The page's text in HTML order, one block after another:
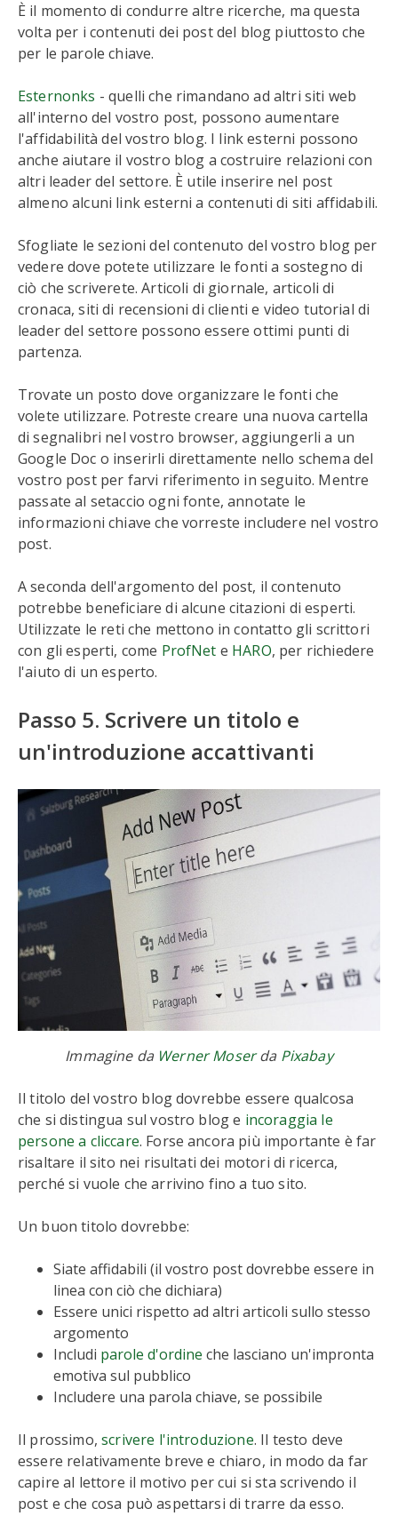
È il momento di condurre altre ricerche, ma questa
volta per i contenuti dei post del blog piuttosto che
per le parole chiave.
Esternonks - quelli che rimandano ad altri siti web
all'interno del vostro post, possono aumentare
l'affidabilità del vostro blog. I link esterni possono
anche aiutare il vostro blog a costruire relazioni con
altri leader del settore. È utile inserire nel post
almeno alcuni link esterni a contenuti di siti affidabili.
Sfogliate le sezioni del contenuto del vostro blog per
vedere dove potete utilizzare le fonti a sostegno di
ciò che scriverete. Articoli di giornale, articoli di
cronaca, siti di recensioni di clienti e video tutorial di
leader del settore possono essere ottimi punti di
partenza.
Trovate un posto dove organizzare le fonti che
volete utilizzare. Potreste creare una nuova cartella
di segnalibri nel vostro browser, aggiungerli a un
Google Doc o inserirli direttamente nello schema del
vostro post per farvi riferimento in seguito. Mentre
passate al setaccio ogni fonte, annotate le
informazioni chiave che vorreste includere nel vostro
post.
A seconda dell'argomento del post, il contenuto
potrebbe beneficiare di alcune citazioni di esperti.
Utilizzate le reti che mettono in contatto gli scrittori
con gli esperti, come ProfNet e HARO, per richiedere
l'aiuto di un esperto.
Passo 5. Scrivere un titolo e
un'introduzione accattivanti
Immagine da Werner Moserda Pixabay
Il titolo del vostro blog dovrebbe essere qualcosa
che si distingua sul vostro blog e incoraggia le
persone a cliccare. Forse ancora più importante è far
risaltare il sito nei risultati dei motori di ricerca,
perché si vuole che arrivino fino a tuo sito.
Un buon titolo dovrebbe:
Siate affidabili (il vostro post dovrebbe essere in
linea con ciò che dichiara)
Essere unici rispetto ad altri articoli sullo stesso
argomento
Includi parole d'ordine che lasciano un'impronta
emotiva sul pubblico
Includere una parola chiave, se possibile
Il prossimo,scrivere l'introduzione. Il testo deve
essere relativamente breve e chiaro, in modo da far
capire al lettore il motivo per cui si sta scrivendo il
post e che cosa può aspettarsi di trarre da esso.